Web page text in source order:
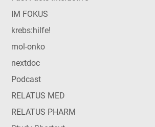
IM FOKUS
krebs:hilfe!
mol-onko
nextdoc
Podcast
RELATUS MED
RELATUS PHARM